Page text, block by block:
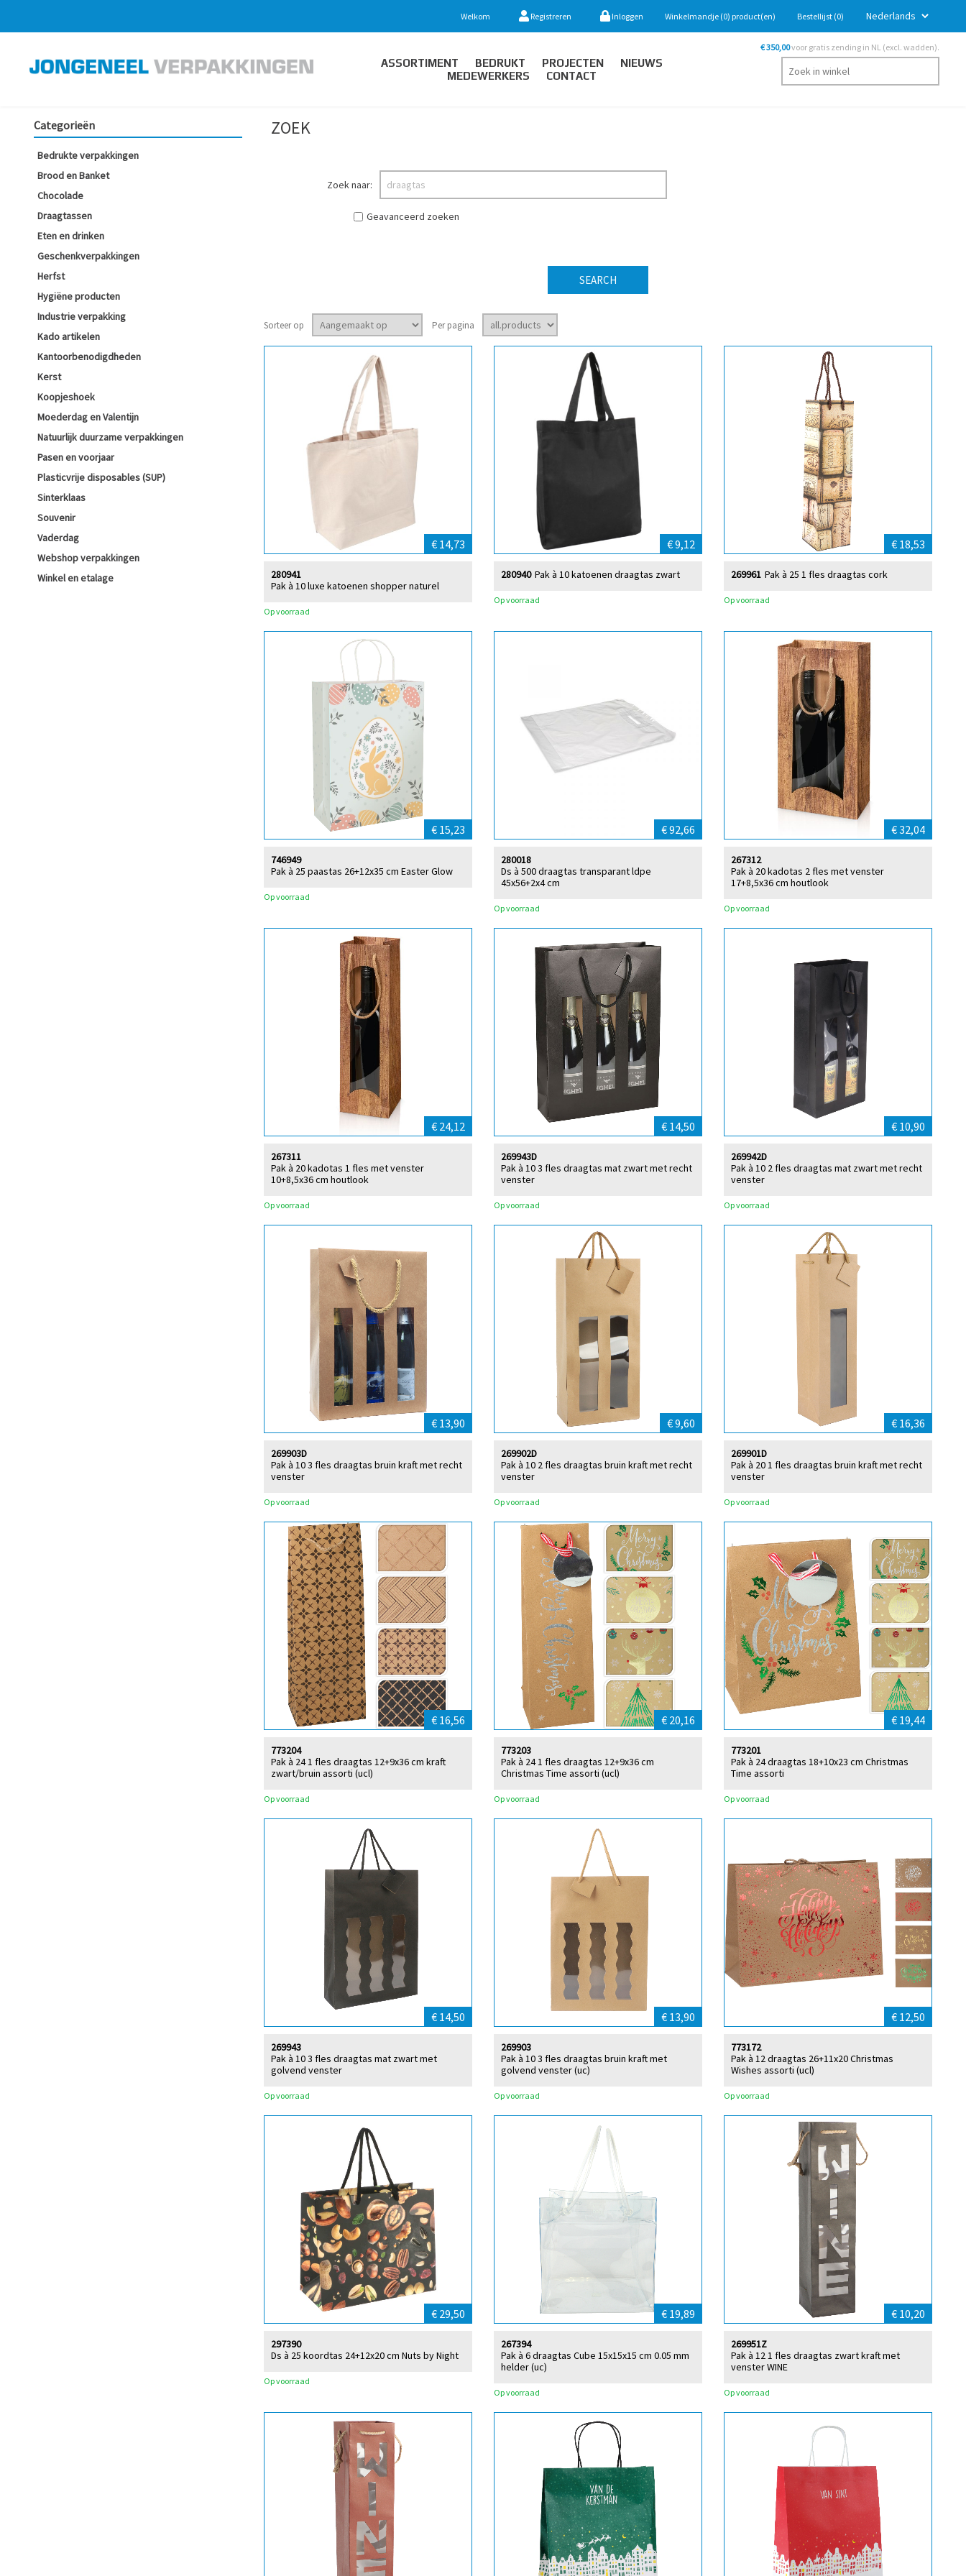
Welkom Registreren Inloggen Winkelmandje (0) product(en) Bestellijst (0)
ASSORTIMENT BEDRUKT PROJECTEN
NIEUWS
MEDEWERKERS
CONTACT
€ 350,00voor gratis zending in NL (excl. wadden).
Categorieën
Bedrukte verpakkingen
Brood en Banket
Chocolade
Draagtassen
Eten en drinken
Geschenkverpakkingen
Herfst
Hygiëne producten
Industrie verpakking
Kado artikelen
Kantoorbenodigdheden
Kerst
Koopjeshoek
Moederdag en Valentijn
Natuurlijk duurzame verpakkingen
Pasen en voorjaar
Plasticvrije disposables (SUP)
Sinterklaas
Souvenir
Vaderdag
Webshop verpakkingen
Winkel en etalage
ZOEK
Zoek naar:
Geavanceerd zoeken
Sorteer op Per pagina
€ 14,73
Pak à 10 luxe katoenen shopper naturel
280941
Op voorraad
€ 9,12
Pak à 10 katoenen draagtas zwart
280940
Op voorraad
€ 18,53
Pak à 25 1 fles draagtas cork
269961
Op voorraad
€ 15,23
Pak à 25 paastas 26+12x35 cm Easter Glow
746949
Op voorraad
€ 92,66
Ds à 500 draagtas transparant ldpe
45x56+2x4 cm
280018
Op voorraad
€ 32,04
Pak à 20 kadotas 2 fles met venster
17+8,5x36 cm houtlook
267312
Op voorraad
€ 24,12
Pak à 20 kadotas 1 fles met venster
10+8,5x36 cm houtlook
267311
Op voorraad
€ 14,50
Pak à 10 3 fles draagtas mat zwart met recht
venster
269943D
Op voorraad
€ 10,90
Pak à 10 2 fles draagtas mat zwart met recht
venster
269942D
Op voorraad
€ 13,90
Pak à 10 3 fles draagtas bruin kraft met recht
venster
269903D
Op voorraad
€ 9,60
Pak à 10 2 fles draagtas bruin kraft met recht
venster
269902D
Op voorraad
€ 16,36
Pak à 20 1 fles draagtas bruin kraft met recht
venster
269901D
Op voorraad
€ 16,56
Pak à 24 1 fles draagtas 12+9x36 cm kraft
zwart/bruin assorti (ucl)
773204
Op voorraad
€ 20,16
Pak à 24 1 fles draagtas 12+9x36 cm
Christmas Time assorti (ucl)
773203
Op voorraad
€ 19,44
Pak à 24 draagtas 18+10x23 cm Christmas
Time assorti
773201
Op voorraad
€ 14,50
Pak à 10 3 fles draagtas mat zwart met
golvend venster
269943
Op voorraad
€ 13,90
Pak à 10 3 fles draagtas bruin kraft met
golvend venster (uc)
269903
Op voorraad
€ 12,50
Pak à 12 draagtas 26+11x20 Christmas
Wishes assorti (ucl)
773172
Op voorraad
€ 29,50
Ds à 25 koordtas 24+12x20 cm Nuts by Night
297390
Op voorraad
€ 19,89
Pak à 6 draagtas Cube 15x15x15 cm 0.05 mm
helder (uc)
267394
Op voorraad
€ 10,20
Pak à 12 1 fles draagtas zwart kraft met
venster WINE
269951Z
Op voorraad